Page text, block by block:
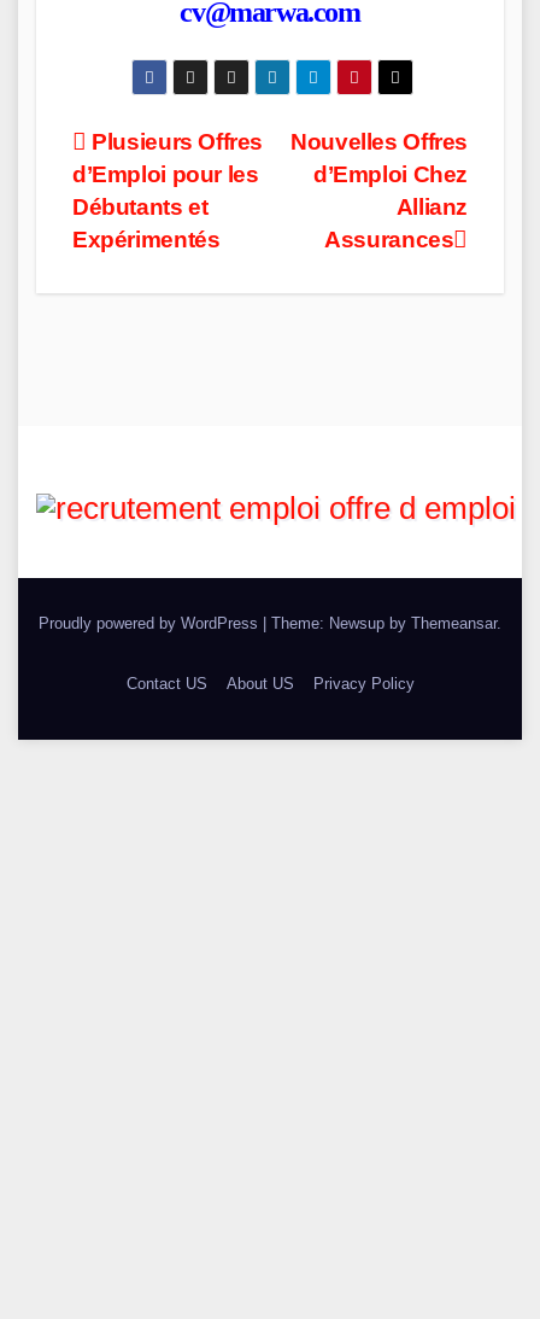
cv@marwa.com
Post
navigation
Nouvelles Offres
d’Emploi Chez
Allianz
Assurances
Plusieurs Offres
d’Emploi pour les
Débutants et
Expérimentés
Proudly powered by WordPress Theme: Newsup by Themeansar.
Contact US About US Privacy Policy